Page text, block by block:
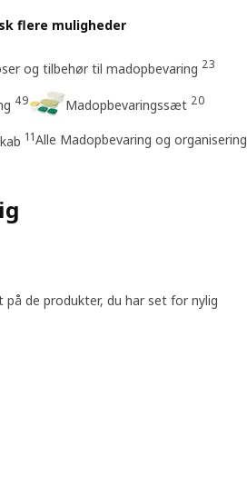
flere muligheder
og tilbehør til madopbevaring 23
49 Madopbevaringssæt 20
11Alle Madopbevaring og organisering
de produkter, du har set for nylig